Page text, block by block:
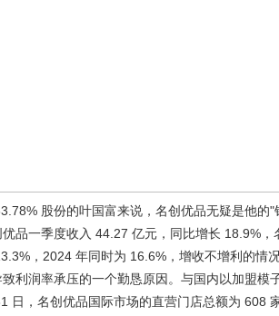
股份的叶国富来说，名创优品无疑是他
品一季度收入 44.27 亿元，同比增长 18.9%
，2024 年同时为 16.6%，增收不增利的情
利润率承压的一个勤恳原因。与国内以加盟
日，名创优品国际市场的直营门店总额为 608